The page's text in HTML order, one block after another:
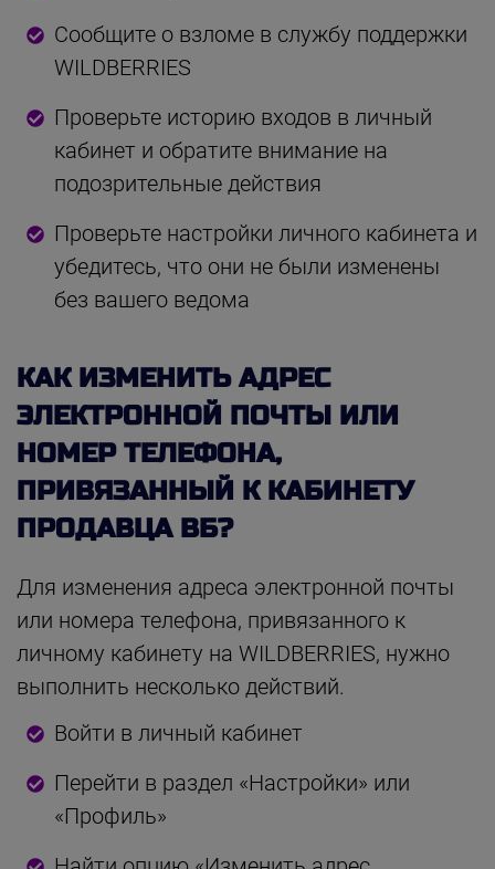
Сообщите о взломе в службу поддержки
WILDBERRIES
Проверьте историю входов в личный
кабинет и обратите внимание на
подозрительные действия
Проверьте настройки личного кабинета и
убедитесь, что они не были изменены
без вашего ведома
КАК ИЗМЕНИТЬ АДРЕС
ЭЛЕКТРОННОЙ ПОЧТЫ ИЛИ
НОМЕР ТЕЛЕФОНА,
ПРИВЯЗАННЫЙ К КАБИНЕТУ
ПРОДАВЦА ВБ?
Для изменения адреса электронной почты
или номера телефона, привязанного к
личному кабинету на WILDBERRIES, нужно
выполнить несколько действий.
Войти в личный кабинет
Перейти в раздел «Настройки» или
«Профиль»